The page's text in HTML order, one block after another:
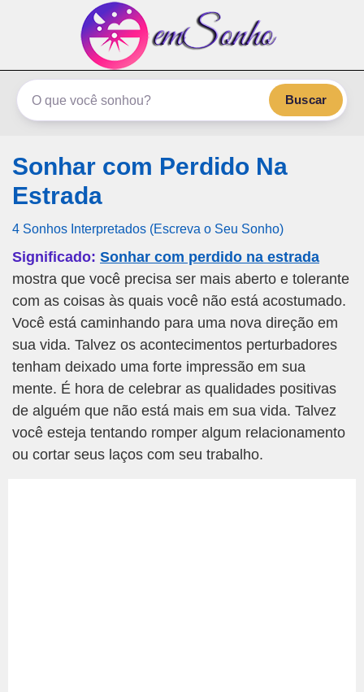
emSonho.com
Os sonhos significam mais
Buscar
Sonhar com Perdido Na
Estrada
4 Sonhos Interpretados (Escreva o Seu Sonho)
Significado: Sonhar com perdido na estrada
mostra que você precisa ser mais aberto e tolerante
com as coisas às quais você não está acostumado.
Você está caminhando para uma nova direção em
sua vida. Talvez os acontecimentos perturbadores
tenham deixado uma forte impressão em sua
mente. É hora de celebrar as qualidades positivas
de alguém que não está mais em sua vida. Talvez
você esteja tentando romper algum relacionamento
ou cortar seus laços com seu trabalho.